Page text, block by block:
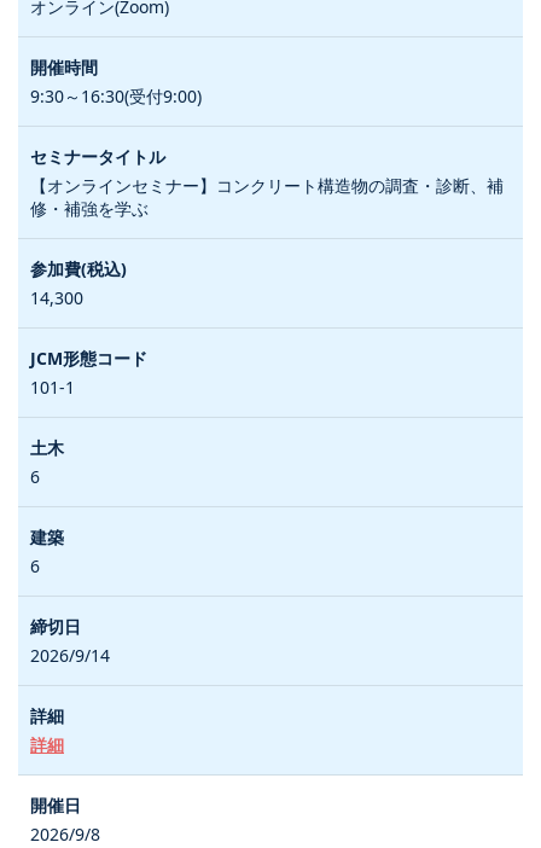
オンライン(Zoom)
9:30～16:30(受付9:00)
【オンラインセミナー】コンクリート構造物の調査・診断、補
修・補強を学ぶ
14,300
101-1
6
6
2026/9/14
詳細
2026/9/8